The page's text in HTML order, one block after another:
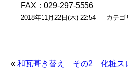
FAX：029-297-5556
2018年11月22日(木) 22:54 ｜ カテゴ
«和瓦葺き替え その2 化粧ス